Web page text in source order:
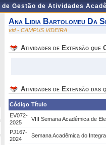
Gestão de Atividades
Ana Lidia Bartolomeu Da
vid - CAMPUS VIDEIRA
Atividades de Extensão que
Atividades de Extensão das
Código Título
EV072-
2025
VIII Semana Acadêmica de
PJ167-
2024
Semana Acadêmica do